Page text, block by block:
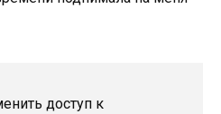
доступ к